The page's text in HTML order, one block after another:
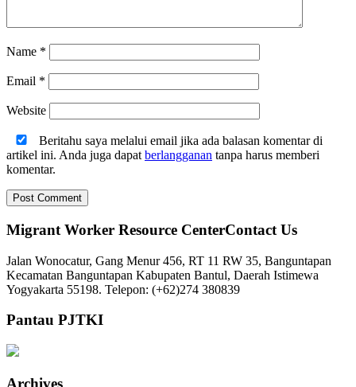
Name *
Email *
Website
Beritahu saya melalui email jika ada balasan komentar di
artikel ini. Anda juga dapat berlangganan tanpa harus memberi
komentar.
Migrant Worker Resource CenterContact Us
Jalan Wonocatur, Gang Menur 456, RT 11 RW 35, Banguntapan
Kecamatan Banguntapan Kabupaten Bantul, Daerah Istimewa
Yogyakarta 55198. Telepon: (+62)274 380839
Pantau PJTKI
Archives